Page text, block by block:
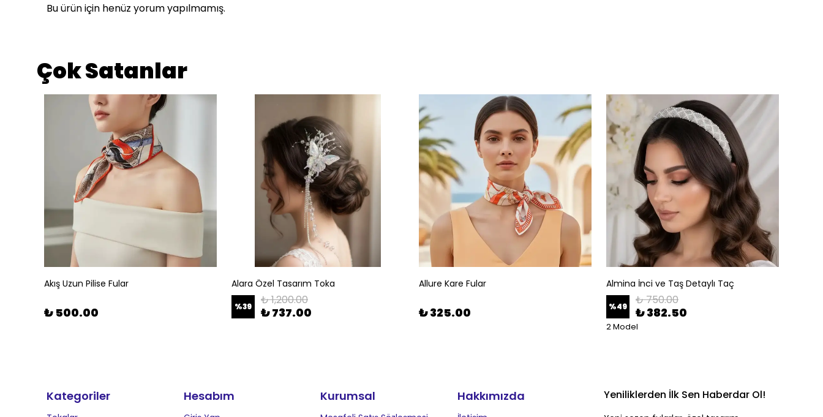
Bu ürün için henüz yorum yapılmamış.
Çok Satanlar
Akış Uzun Pilise Fular
₺ 500.00
Alara Özel Tasarım Toka
%39 ₺ 1,200.00
₺ 737.00
Allure Kare Fular
₺ 325.00
Almina İnci ve Taş Detaylı Taç
%49 ₺ 750.00
₺ 382.50
2 Model
Kategoriler Hesabım Kurumsal Hakkımızda Yeniliklerden İlk Sen Haberdar Ol!